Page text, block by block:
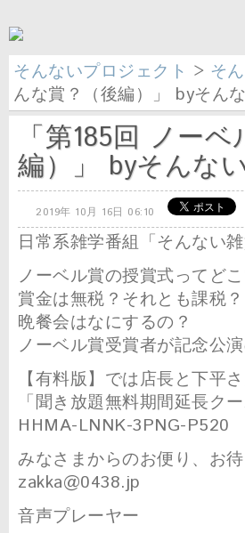
そんないプロジェクト > そ
んな賞？（後編）」 byそん
「第185回 ノー
編）」 byそんな
2019年 10月 16日 06:10
日常系雑学番組「そんない
ノーベル賞の授賞式ってど
賞金は無税？それとも課税？
晩餐会はなにするの？
ノーベル賞受賞者が記念公
【有料版】では店長と下平
「聞き放題無料期間延長ク
HHMA-LNNK-3PNG-P520
みなさまからのお便り、お
zakka@0438.jp
音声プレーヤー